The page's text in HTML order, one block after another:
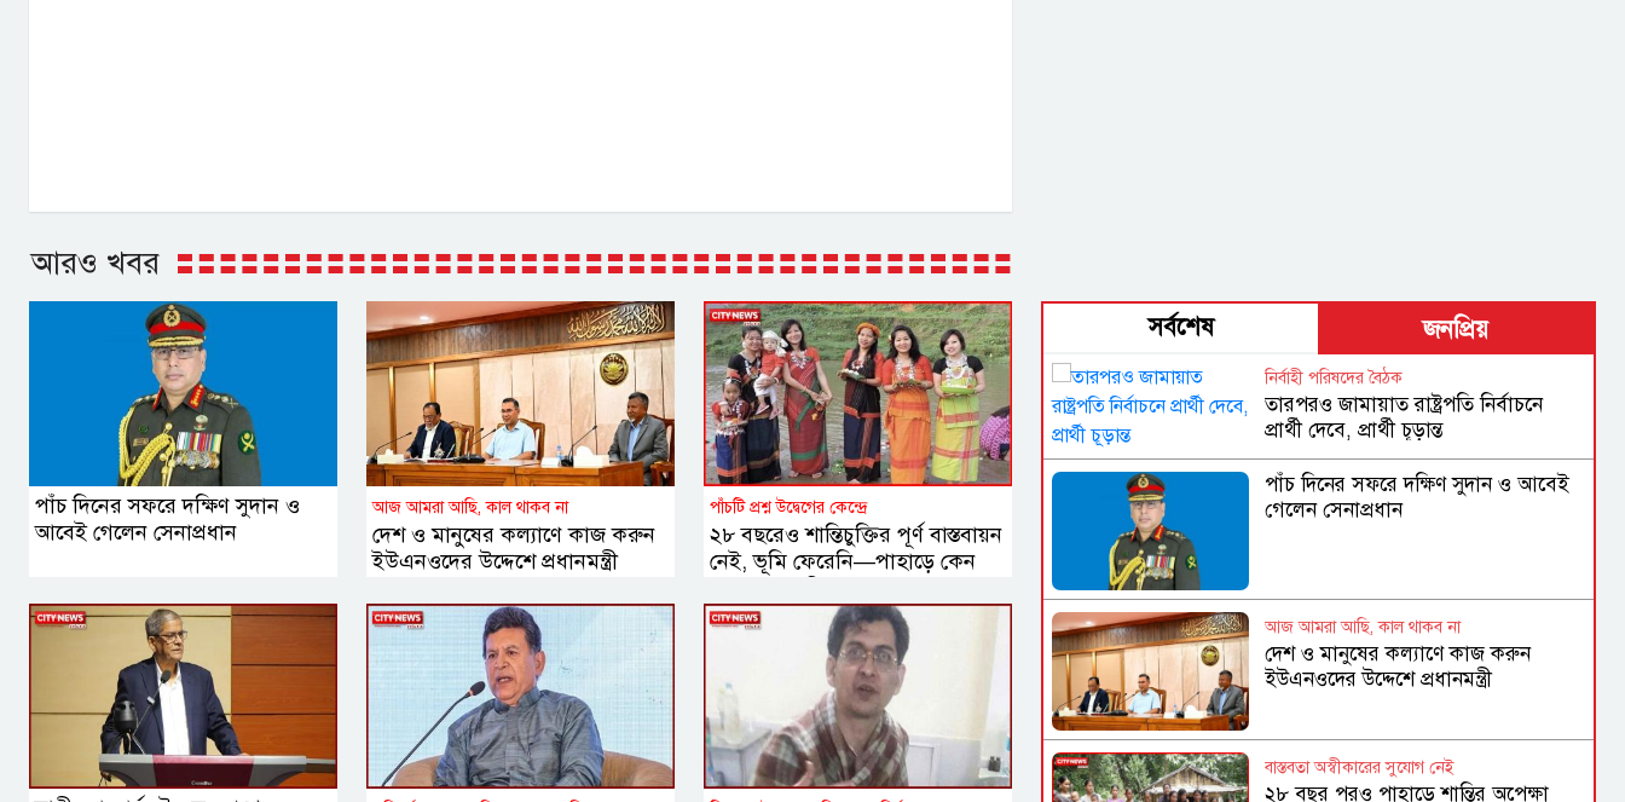
আরও খবর
পাঁচ দিনের সফরে দক্ষিণ সুদান ও
আবেই গেলেন সেনাপ্রধান
আজ আমরা আছি, কাল থাকব না
দেশ ও মানুষের কল্যাণে কাজ করুন
ইউএনওদের উদ্দেশে প্রধানমন্ত্রী
পাঁচটি প্রশ্ন উদ্বেগের কেন্দ্রে
২৮ বছরেও শান্তিচুক্তির পূর্ণ বাস্তবায়ন
নেই, ভূমি ফেরেনি—পাহাড়ে কেন
সর্বশেষ জনপ্রিয়
নির্বাহী পরিষদের বৈঠক
তারপরও জামায়াত রাষ্ট্রপতি নির্বাচনে
প্রার্থী দেবে, প্রার্থী চূড়ান্ত
পাঁচ দিনের সফরে দক্ষিণ সুদান ও আবেই
গেলেন সেনাপ্রধান
আজ আমরা আছি, কাল থাকব না
দেশ ও মানুষের কল্যাণে কাজ করুন
ইউএনওদের উদ্দেশে প্রধানমন্ত্রী
বাস্তবতা অস্বীকারের সুযোগ নেই
২৮ বছর পরও পাহাড়ে শান্তির অপেক্ষা